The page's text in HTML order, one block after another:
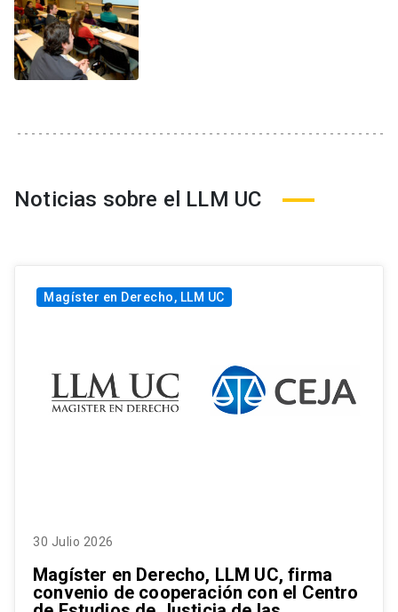
Noticias sobre el LLM UC
Magíster en Derecho, LLM UC
30 Julio 2026
Magíster en Derecho, LLM UC, firma
convenio de cooperación con el Centro